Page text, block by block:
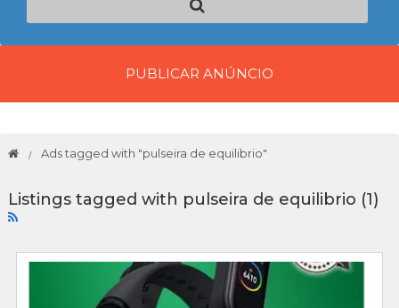
PUBLICAR ANÚNCIO
Ads tagged with "pulseira de equilibrio"
Listings tagged with pulseira de equilibrio (1)